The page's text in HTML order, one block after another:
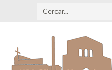
Search: